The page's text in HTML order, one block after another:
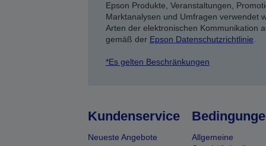
Epson Produkte, Veranstaltungen,
Marktanalysen und Umfragen verwendet
Arten der elektronischen Kommunikation
gemäß der Epson Datenschutzrichtlinie
*Es gelten Beschränkungen
Kundenservice
Neueste Angebote
Allgemeine